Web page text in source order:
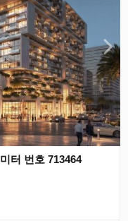
터 번호 713464